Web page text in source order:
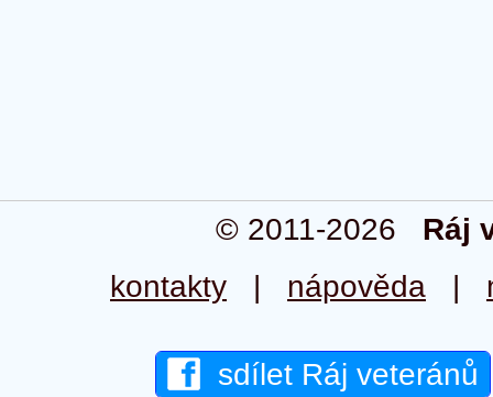
© 2011-2026 Ráj
kontakty | nápověda |
sdílet Ráj veteránů